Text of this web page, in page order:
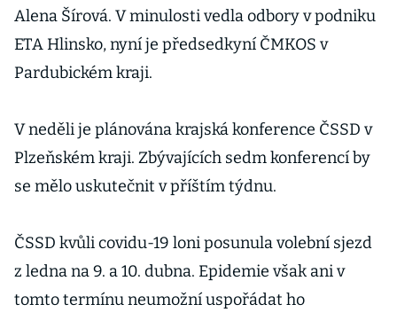
Alena Šírová. V minulosti vedla odbory v podniku
ETA Hlinsko, nyní je předsedkyní ČMKOS v
Pardubickém kraji.
V neděli je plánována krajská konference ČSSD v
Plzeňském kraji. Zbývajících sedm konferencí by
se mělo uskutečnit v příštím týdnu.
ČSSD kvůli covidu-19 loni posunula volební sjezd
z ledna na 9. a 10. dubna. Epidemie však ani v
tomto termínu neumožní uspořádat ho